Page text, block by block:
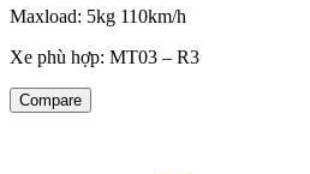
Maxload: 5kg 110km/h
Xe phù hợp: MT03 – R3
Compare